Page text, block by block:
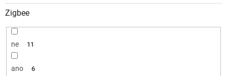
Zigbee
ne 11
ano 6